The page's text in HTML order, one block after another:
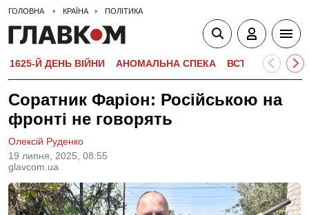
ГОЛОВНА КРАЇНА ПОЛІТИКА
1625-Й ДЕНЬ ВІЙНИ АНОМАЛЬНА СПЕКА ВСТУПНА
Соратник Фаріон: Російською на
фронті не говорять
19 липня, 2025, 08:55
glavcom.ua
Олексій Руденко